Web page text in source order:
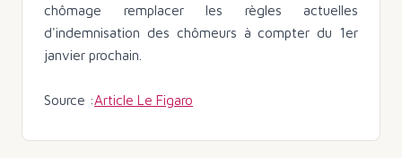
chômage remplacer les règles actuelles
d'indemnisation des chômeurs à compter du 1er
janvier prochain.
Source :Article Le Figaro